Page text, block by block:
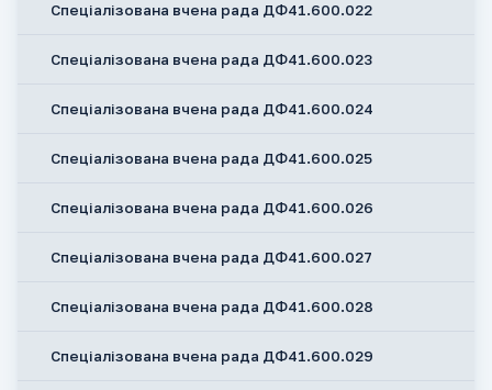
Спеціалізована вчена рада ДФ41.600.022
Спеціалізована вчена рада ДФ41.600.023
Спеціалізована вчена рада ДФ41.600.024
Спеціалізована вчена рада ДФ41.600.025
Спеціалізована вчена рада ДФ41.600.026
Спеціалізована вчена рада ДФ41.600.027
Спеціалізована вчена рада ДФ41.600.028
Спеціалізована вчена рада ДФ41.600.029